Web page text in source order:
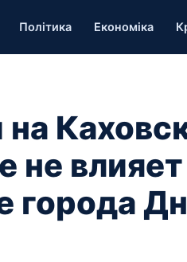
Політика Економіка
не влияет
города